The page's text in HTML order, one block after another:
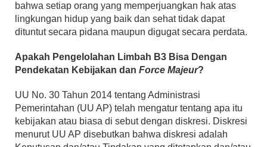
bahwa setiap orang yang memperjuangkan hak atas
lingkungan hidup yang baik dan sehat tidak dapat
dituntut secara pidana maupun digugat secara perdata.
Apakah Pengelolahan Limbah B3 Bisa Dengan
Pendekatan Kebijakan dan Force Majeur?
UU No. 30 Tahun 2014 tentang Administrasi
Pemerintahan (UU AP) telah mengatur tentang apa itu
kebijakan atau biasa di sebut dengan diskresi. Diskresi
menurut UU AP disebutkan bahwa diskresi adalah